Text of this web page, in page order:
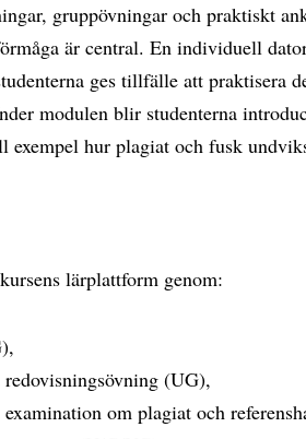
gruppövningar och praktiskt
är central. En individuell
ges tillfälle att praktisera
modulen blir studenterna
hur plagiat och fusk
lärplattform genom:
(UG),
om plagiat och